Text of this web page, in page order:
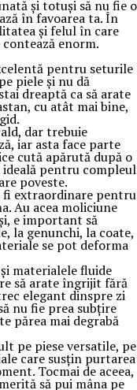
și totuși să nu fie o
în favoarea ta. În
și felul în care
enorm.
pentru seturile
piele și nu dă
dreaptă ca să arate
cu atât mai bine,
dar trebuie
iar asta face parte
cută apărută după o
ideală pentru compleul
poveste.
extraordinare pentru
Au acea moliciune
e important să
la genunchi, la coate,
se pot deforma
materialele fluide
să arate îngrijit fără
elegant dinspre zi
nu fie prea subțire
părea mai degrabă
pe piese versatile, pe
care susțin purtarea
Tocmai de aceea,
să pui mâna pe